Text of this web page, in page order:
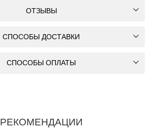
ОТЗЫВЫ
СПОСОБЫ ДОСТАВКИ
СПОСОБЫ ОПЛАТЫ
РЕКОМЕНДАЦИИ